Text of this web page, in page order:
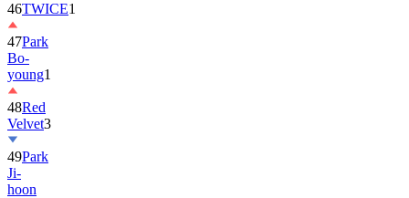
46TWICE1
47Park
Bo-
young1
48Red
Velvet3
49Park
Ji-
hoon